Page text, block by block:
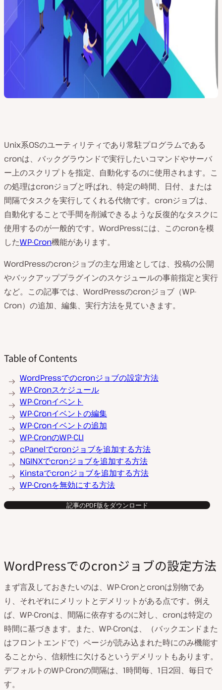
Unix系OSのユーティリティであり常駐プログラムである
cronは、バックグラウンドで実行したいコマンドやサーバ
ー上のスクリプトを指定、自動化するのに使用されます。こ
の処理はcronジョブと呼ばれ、特定の時間、日付、または
間隔でタスクを実行してくれる代物です。cronジョブは、
自動化することで手間を削減できるような反復的なタスクに
使用するのが一般的です。WordPressには、このcronを模
したWP-Cron機能があります。
WordPressのcronジョブの主な用途としては、投稿の公開
やバックアッププラグインのスケジュールの事前指定と実行
など。この記事では、WordPressのcronジョブ（WP-
Cron）の追加、編集、実行方法を見ていきます。
Table of Contents
WordPressでのcronジョブの設定方法
WP-Cronスケジュール
WP-Cronイベント
WP-Cronイベントの編集
WP-Cronイベントの追加
WP-CronのWP-CLI
cPanelでcronジョブを追加する方法
NGINXでcronジョブを追加する方法
Kinstaでcronジョブを追加する方法
WP-Cronを無効にする方法
記事のPDF版をダウンロード
WordPressでのcronジョブの設定方法
まず言及しておきたいのは、WP-Cronとcronは別物であ
り、それぞれにメリットとデメリットがある点です。例え
ば、WP-Cronは、間隔に依存するのに対し、cronは特定の
時間に基づきます。また、WP-Cronは、（バックエンドまた
はフロントエンドで）ページが読み込まれた時にのみ機能す
ることから、信頼性に欠けるというデメリットもあります。
デフォルトのWP-Cronの間隔は、1時間毎、1日2回、毎日で
す。